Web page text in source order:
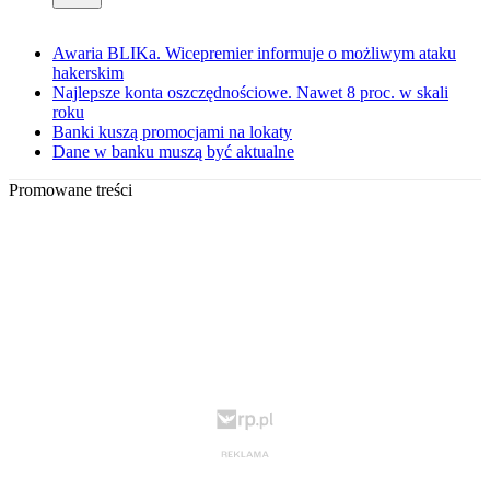
Awaria BLIKa. Wicepremier informuje o możliwym ataku
hakerskim
Najlepsze konta oszczędnościowe. Nawet 8 proc. w skali
roku
Banki kuszą promocjami na lokaty
Dane w banku muszą być aktualne
Promowane treści